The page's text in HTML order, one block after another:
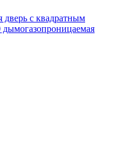
с квадратным